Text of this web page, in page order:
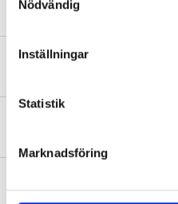
Nödvändig
Inställningar
Statistik
Marknadsföring
Vibrations
Safety instructions